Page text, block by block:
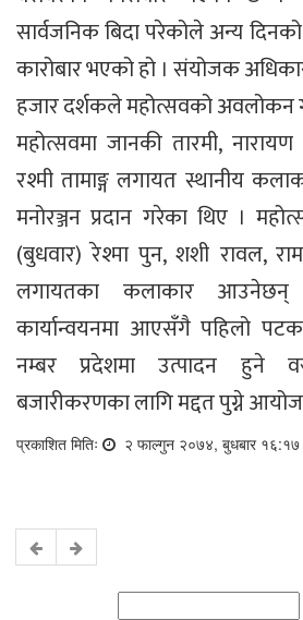
सार्वजनिक बिदा परेकोले अन्य
कारोबार भएको हो । संयोजक
हजार दर्शकले महोत्सवको अवलोकन
महोत्सवमा जानकी तारमी,
रश्मी तामाङ्ग लगायत स्थानीय
मनोरञ्जन प्रदान गरेका थिए ।
(बुधवार) रेश्मा पुन, शशी रावल,
लगायतका कलाकार
कार्यान्वयनमा आएसँगै पहिलो
नम्बर प्रदेशमा उत्पादन हुने
बजारीकरणका लागि मद्दत पुग्ने
प्रकाशित मितिः २ फाल्गुन २०७४, बुधबार १६:१७